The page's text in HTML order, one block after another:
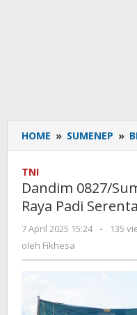
HOME » SUMENEP »
TNI
Dandim 0827/
Raya Padi
7 April 2025 15:24
oleh
-
135
oleh Fikhesa